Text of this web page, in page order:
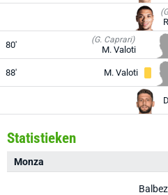
80' (G. Caprari)
M. Valoti
88' M. Valoti
Statistieken
Monza